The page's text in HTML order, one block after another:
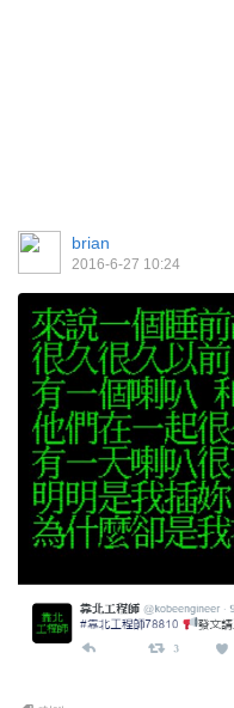
brian
2016-6-27 10:24